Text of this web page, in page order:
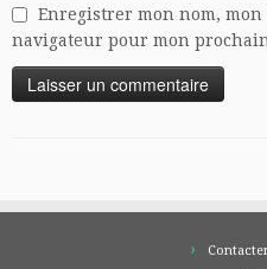
Enregistrer mon nom,
navigateur pour mon